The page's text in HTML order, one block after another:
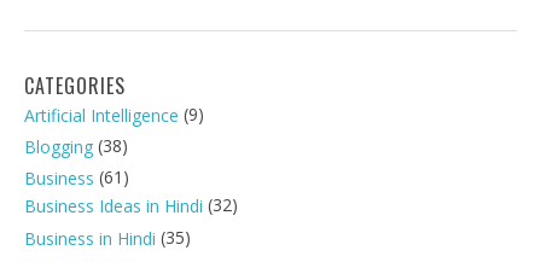
CATEGORIES
Artificial Intelligence (9)
Blogging (38)
Business (61)
Business Ideas in Hindi (32)
Business in Hindi (35)